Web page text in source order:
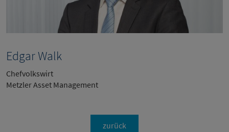
Edgar Walk
Chefvolkswirt
Metzler Asset Management
zurück